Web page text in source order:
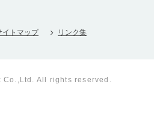
イトマップ リンク集
All rights reserved.